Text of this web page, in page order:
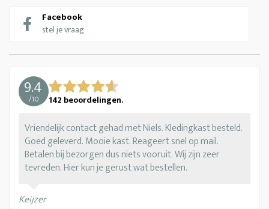
Facebook
stel je vraag
9.4
/10 142 beoordelingen.
Vriendelijk contact gehad met Niels. Kledingkast besteld.
Goed geleverd. Mooie kast. Reageert snel op mail.
Betalen bij bezorgen dus niets vooruit. Wij zijn zeer
tevreden. Hier kun je gerust wat bestellen.
Keijzer